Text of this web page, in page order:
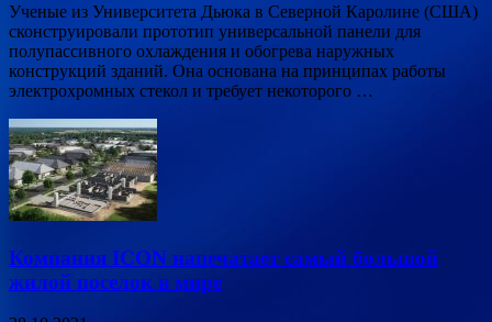
Ученые из Университета Дьюка в Северной Каролине (США)
сконструировали прототип универсальной панели для
полупассивного охлаждения и обогрева наружных
конструкций зданий. Она основана на принципах работы
электрохромных стекол и требует некоторого …
Компания ICON напечатает самый большой
жилой поселок в мире